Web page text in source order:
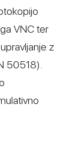
VNC ter
z
50518).